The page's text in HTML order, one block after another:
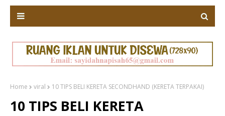
Home viral 10 TIPS BELI KERETA SECONDHAND (KERETA TERPAKAI)
10 TIPS BELI KERETA